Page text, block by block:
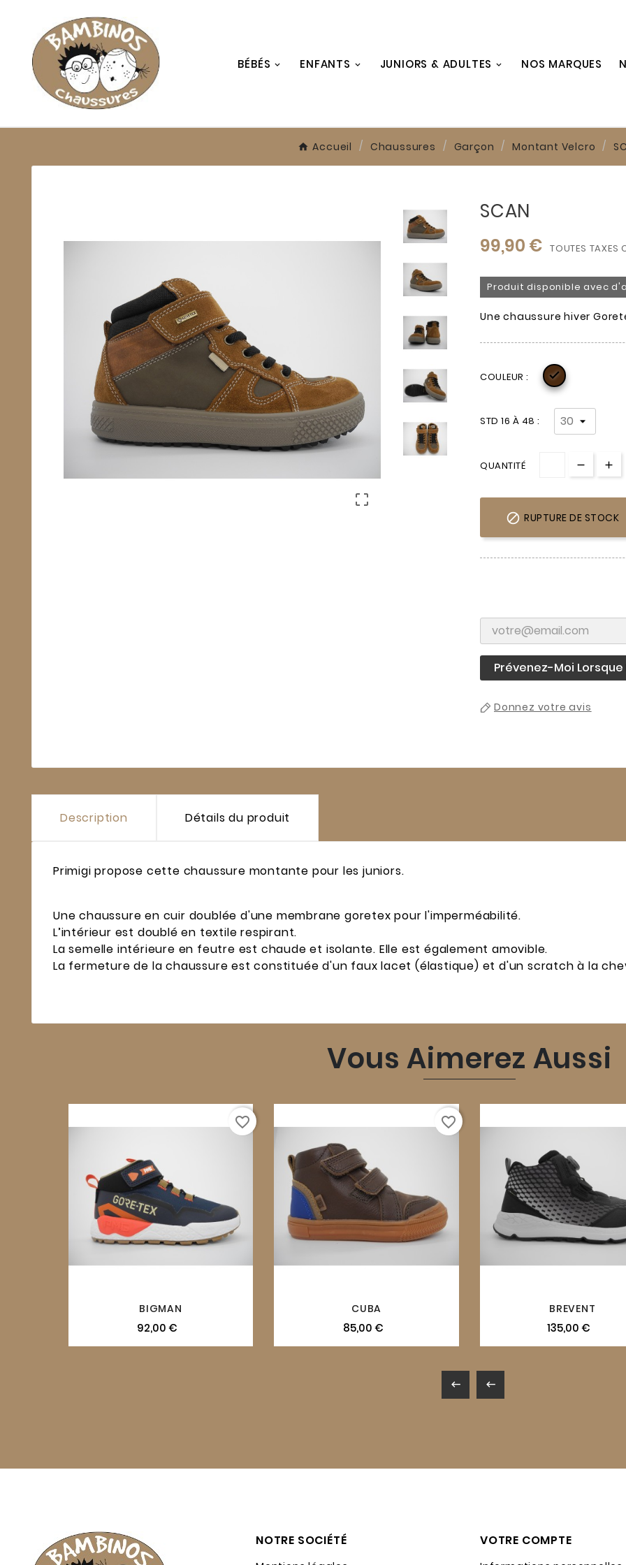
BÉBÉS ENFANTS JUNIORS & ADULTES NOS MARQUES
Accueil Chaussures Garçon Montant Velcro

SCAN
99,90 € TOUTES TAXES
Produit disponible avec
Une chaussure hiver
COULEUR : 
STD 16 À 48 :
QUANTITÉ
 RUPTURE DE STOCK
Prévenez-Moi
Donnez votre avis
Description Détails du produit
Primigi propose cette chaussure montante pour les juniors.
Une chaussure en cuir doublée d'une membrane goretex pour l'imperméabilité.
L’intérieur est doublé en textile respirant.
La semelle intérieure en feutre est chaude et isolante. Elle est également amovible.
La fermeture de la chaussure est constituée d'un faux lacet (élastique) et d'un scratch à la
Vous Aimerez Aussi
BIGMAN
92,00 €
favorite_border
CUBA
85,00 €
favorite_border
BREVENT
135,00 €
 
NOTRE SOCIÉTÉ VOTRE COMPTE